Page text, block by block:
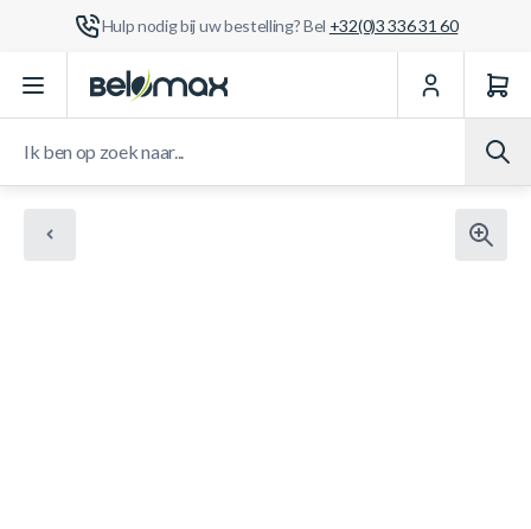
Hulp nodig bij uw bestelling? Bel +32(0)3 336 31 60
Ga naar de inhoud